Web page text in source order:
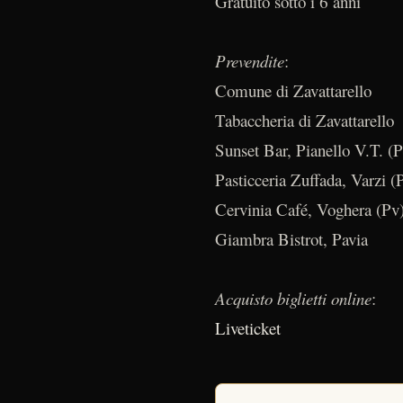
Prevendite:
Comune di Zavattarello
Tabaccheria di Zavattarello
Sunset Bar, Pianello V.T.
Pasticceria Zuffada, Varzi
Cervinia Café, Voghera
Giambra Bistrot, Pavia
Acquisto biglietti online:
Liveticket